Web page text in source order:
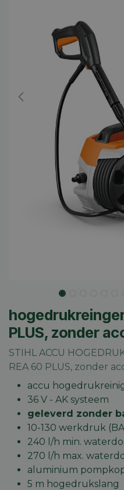
PLUS, zonder
STIHL ACCU
REA 60 PLUS, zonder
accu
36 V - AK systeem
geleverd zonder
10-130 werkdruk
240 l/h min.
270 l/h max.
aluminium
5 m hogedrukslang